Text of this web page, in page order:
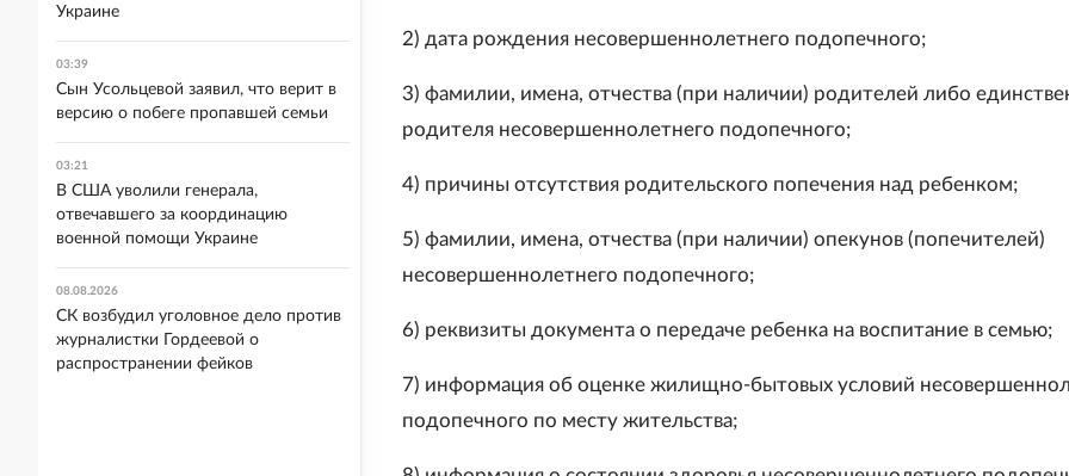
2) дата рождения несовершеннолетнего подопечного;
3) фамилии, имена, отчества (при наличии) родителей либо
родителя несовершеннолетнего подопечного;
4) причины отсутствия родительского попечения над ребенком;
5) фамилии, имена, отчества (при наличии) опекунов (попечителей)
несовершеннолетнего подопечного;
6) реквизиты документа о передаче ребенка на воспитание в семью;
7) информация об оценке жилищно-бытовых условий
подопечного по месту жительства;
Украине
03:39
Сын Усольцевой заявил, что верит в
версию о побеге пропавшей семьи
03:21
В США уволили генерала,
отвечавшего за координацию
военной помощи Украине
08.08.2026
СК возбудил уголовное дело против
журналистки Гордеевой о
распространении фейков